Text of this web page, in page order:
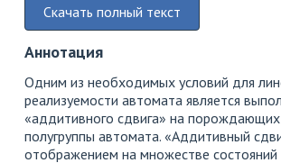
Скачать полный текст
Аннотация
Одним из необходимых условий для
реализуемости автомата является
«аддитивного сдвига» на порождающих
полугруппы автомата. «Аддитивный
отображением на множестве состояний